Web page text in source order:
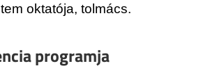
oktatója, tolmács.
programja